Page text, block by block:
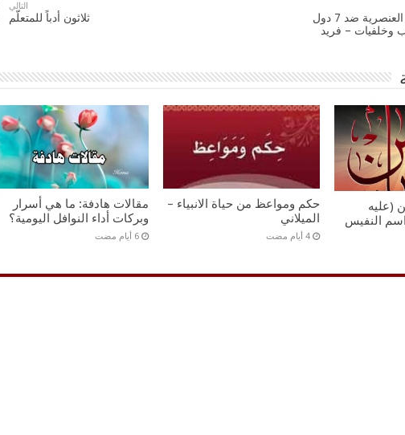
قرارات ترامب العنصرية ضد 7 دول
وخلفيات – فريد
التالي
ثلاثون أدباً للمتعلّم
(عليه
النفيس
حكم ومواعظ من حياة الانبياء –
الميلاني
‏4 أيام مضت
مقالات هادفة: ما هي أسرار
وبركات أداء النوافل اليومية؟
‏6 أيام مضت